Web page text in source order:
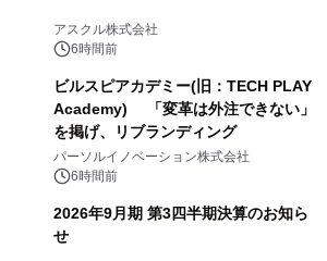
アスクル株式会社
6時間前
ビルスピアカデミー(旧：TECH PLAY
Academy) 「変革は外注できない」
を掲げ、リブランディング
パーソルイノベーション株式会社
6時間前
2026年9月期 第3四半期決算のお知ら
せ